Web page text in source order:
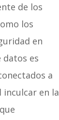
de los
los
en
es
a
en la